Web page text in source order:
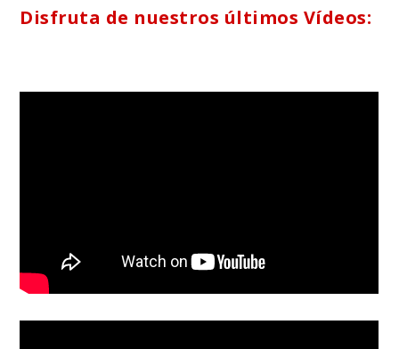
Disfruta de nuestros últimos Vídeos: